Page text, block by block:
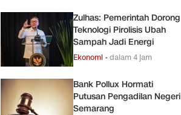
Zulhas: Pemerintah Dorong
Teknologi Pirolisis Ubah
Sampah Jadi Energi
Ekonomi •dalam 4 jam
Bank Pollux Hormati
Putusan Pengadilan Negeri
Semarang